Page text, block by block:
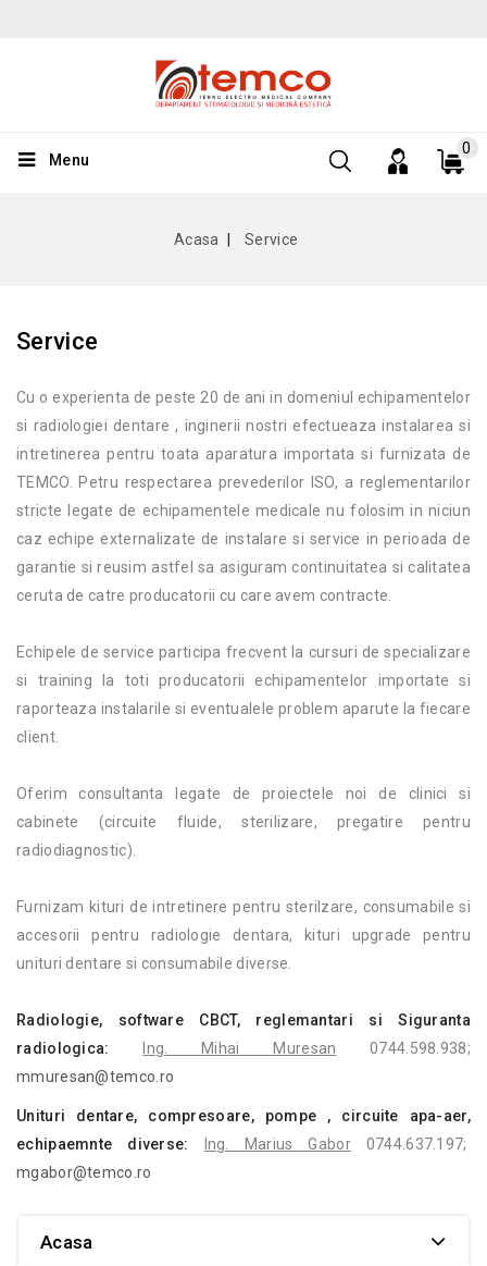
0
Menu
Acasa Service
Service
Cu o experienta de peste 20 de ani in domeniul echipamentelor
si radiologiei dentare , inginerii nostri efectueaza instalarea si
intretinerea pentru toata aparatura importata si furnizata de
TEMCO. Petru respectarea prevederilor ISO, a reglementarilor
stricte legate de echipamentele medicale nu folosim in niciun
caz echipe externalizate de instalare si service in perioada de
garantie si reusim astfel sa asiguram continuitatea si calitatea
ceruta de catre producatorii cu care avem contracte.
Echipele de service participa frecvent la cursuri de specializare
si training la toti producatorii echipamentelor importate si
raporteaza instalarile si eventualele problem aparute la fiecare
client.
Oferim consultanta legate de proiectele noi de clinici si
cabinete (circuite fluide, sterilizare, pregatire pentru
radiodiagnostic).
Furnizam kituri de intretinere pentru sterilzare, consumabile si
accesorii pentru radiologie dentara, kituri upgrade pentru
unituri dentare si consumabile diverse.
Radiologie, software CBCT, reglemantari si Siguranta
radiologica:
Ing. Mihai Muresan 0744.598.938;
mmuresan@temco.ro
Unituri dentare, compresoare, pompe , circuite apa-aer,
echipaemnte diverse:
Ing. Marius Gabor0744.637.197;
mgabor@temco.ro
Acasa